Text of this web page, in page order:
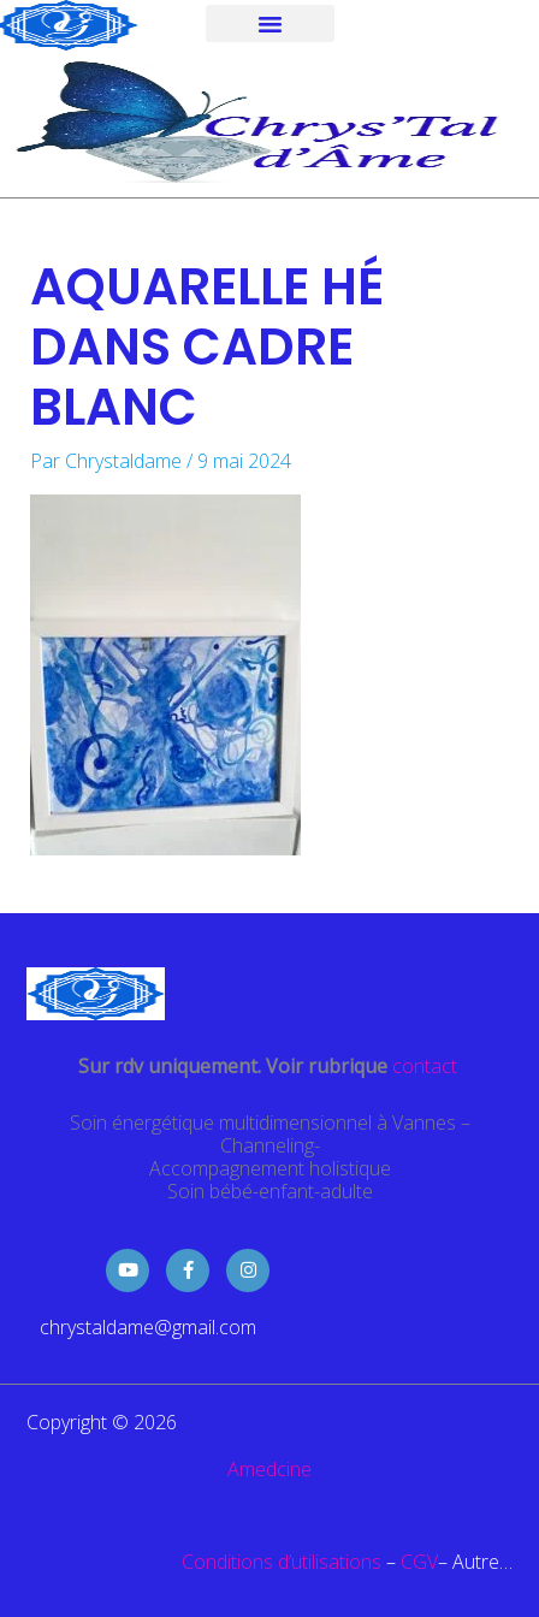
Aller
au
contenu
AQUARELLE HÉ
DANS CADRE
BLANC
Par Chrystaldame /9 mai 2024
Sur rdv uniquement. Voir rubrique contact
Soin énergétique multidimensionnel à Vannes –
Channeling-
Accompagnement holistique
Soin bébé-enfant-adulte
Y
o
u
u
F
a
c
b
k
I
n
s
a
a
chrystaldame@gmail.com
Copyright © 2026
Amedcine
Conditions d’utilisations – CGV– Autre…